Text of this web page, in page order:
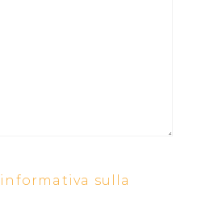
informativa sulla